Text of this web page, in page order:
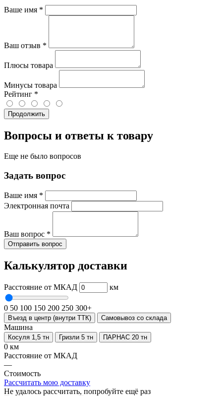
Ваше имя *
Ваш отзыв *
Плюсы товара
Минусы товара
Рейтинг *
Продолжить
Вопросы и ответы к товару
Еще не было вопросов
Задать вопрос
Ваше имя *
Электронная почта
Ваш вопрос *
Отправить вопрос
Калькулятор доставки
Расстояние от МКАД км
0 50 100 150 200 250 300+
Въезд в центр (внутри ТТК) Самовывоз со склада
Машина
Косуля 1,5 тн Гризли 5 тн ПАРНАС 20 тн
0 км
Расстояние от МКАД
—
Стоимость
Рассчитать мою доставку
Не удалось рассчитать, попробуйте ещё раз